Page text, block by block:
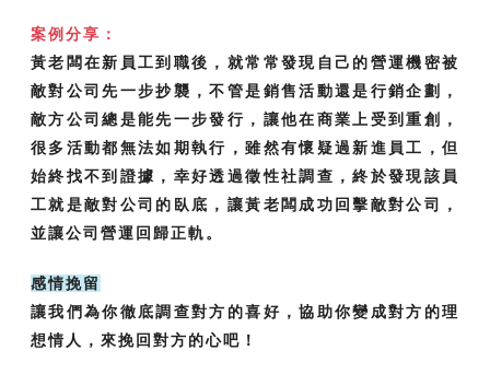
案例分享：
黃老闆在新員工到職後，就常常發現自己的營運機密被
敵對公司先一步抄襲，不管是銷售活動還是行銷企劃，
敵方公司總是能先一步發行，讓他在商業上受到重創，
很多活動都無法如期執行，雖然有懷疑過新進員工，但
始終找不到證據，幸好透過徵性社調查，終於發現該員
工就是敵對公司的臥底，讓黃老闆成功回擊敵對公司，
並讓公司營運回歸正軌。
感情挽留
讓我們為你徹底調查對方的喜好，協助你變成對方的理
想情人，來挽回對方的心吧！